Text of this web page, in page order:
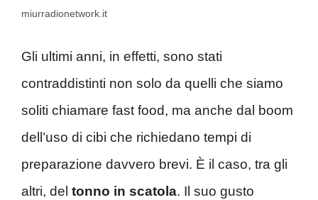
miurradionetwork.it
Gli ultimi anni, in effetti, sono stati
contraddistinti non solo da quelli che siamo
soliti chiamare fast food, ma anche dal boom
dell’uso di cibi che richiedano tempi di
preparazione davvero brevi. È il caso, tra gli
altri, del tonno in scatola. Il suo gusto